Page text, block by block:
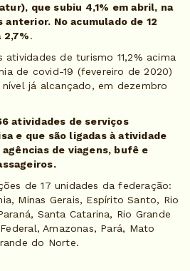
que subiu 4,1% em abril, na
anterior. No acumulado de 12
2,7%.
atividades de turismo 11,2% acima
de covid-19 (fevereiro de 2020)
já alcançado, em dezembro
atividades de serviços
e que são ligadas à atividade
de viagens, bufê e
de 17 unidades da federação:
Minas Gerais, Espírito Santo, Rio
Santa Catarina, Rio Grande
Amazonas, Pará, Mato
do Norte.